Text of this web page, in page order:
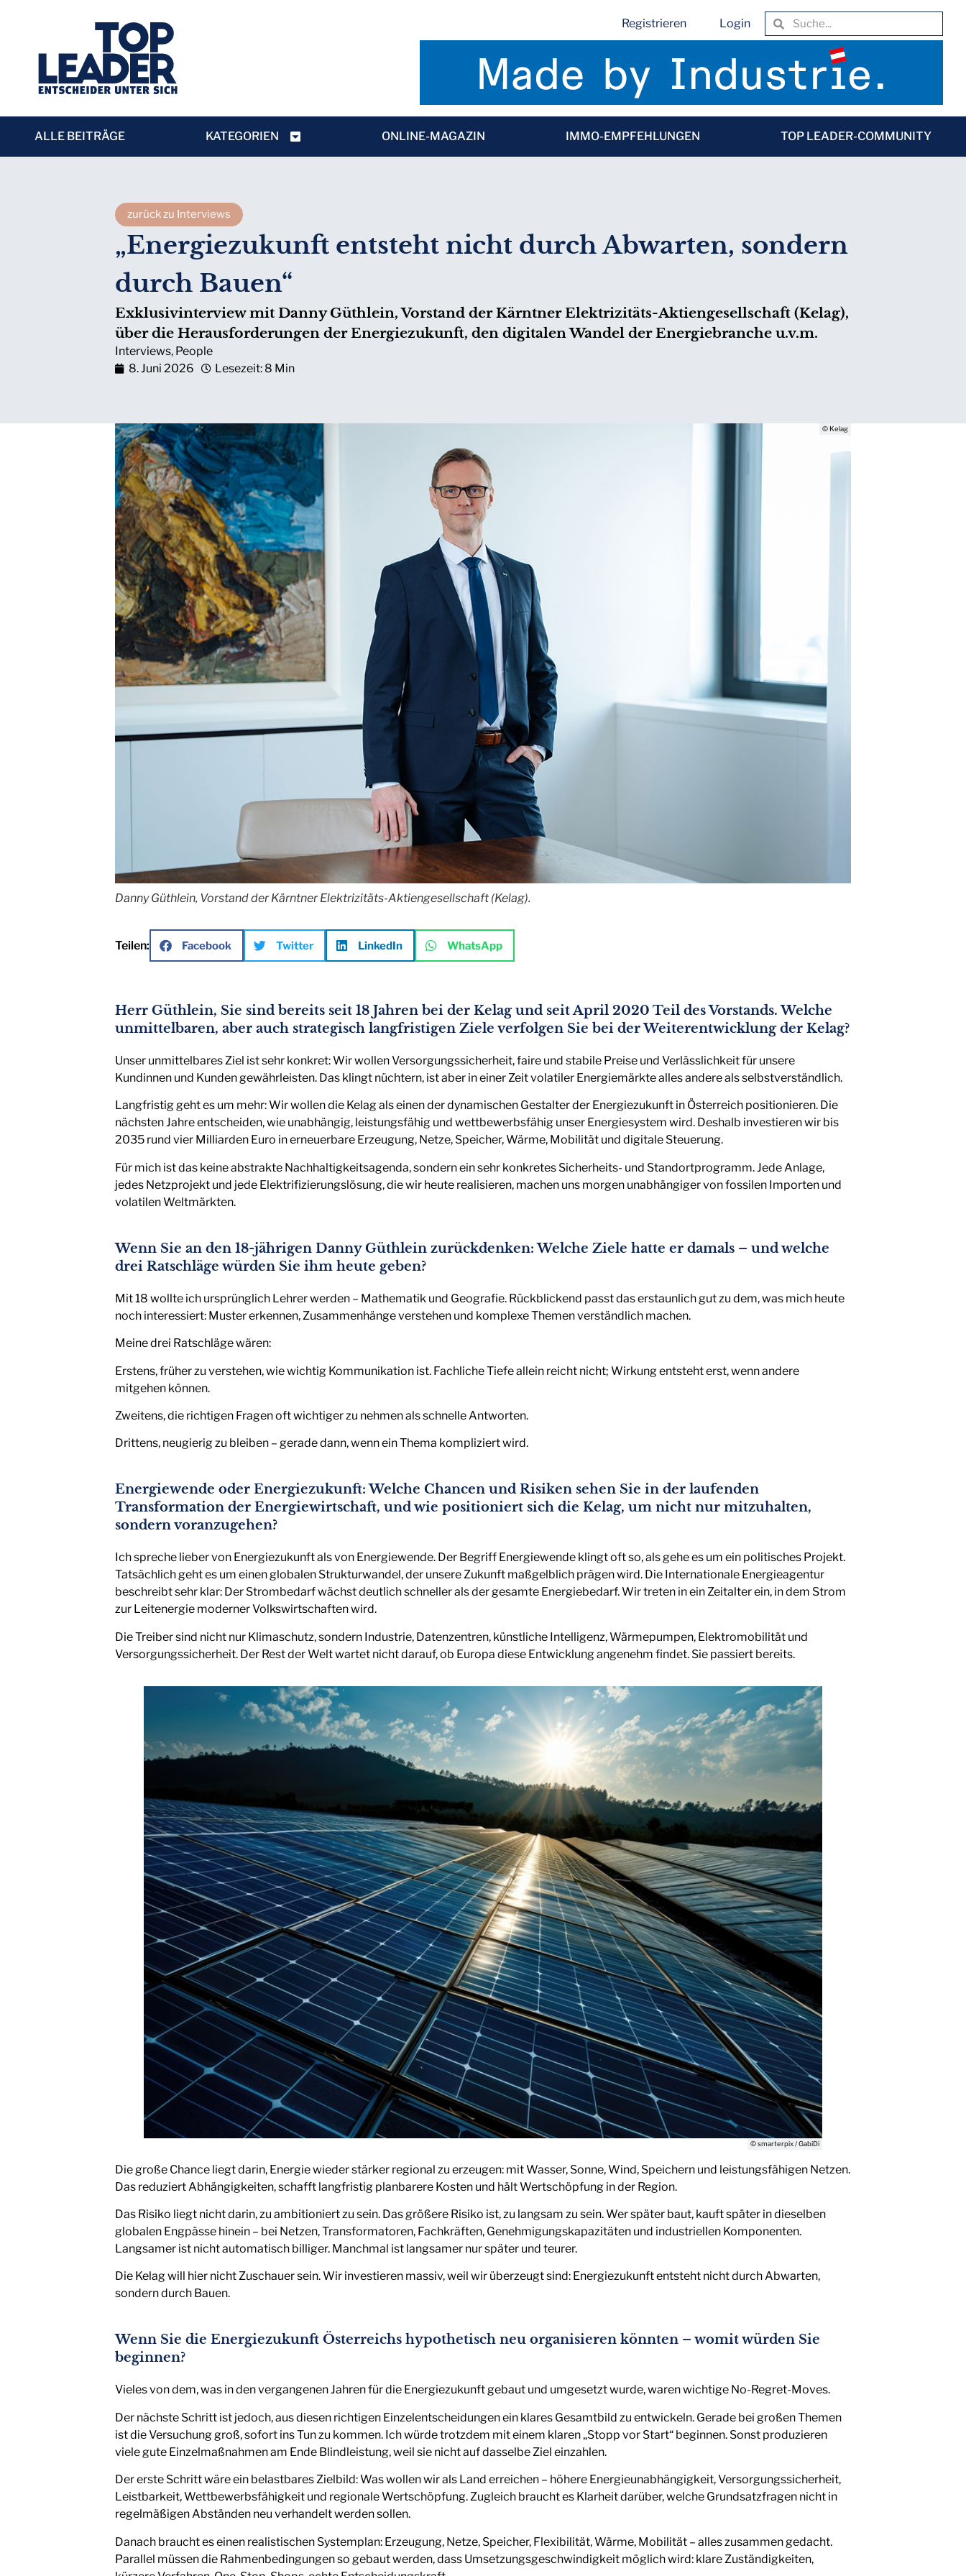
Registrieren Login
ALLE BEITRÄGE KATEGORIEN ONLINE-MAGAZIN IMMO-EMPFEHLUNGEN TOP LEADER-COMMUNITY
zurück zu Interviews
„Energiezukunft entsteht nicht durch Abwarten, sondern
durch Bauen“
Exklusivinterview mit Danny Güthlein, Vorstand der Kärntner Elektrizitäts-Aktiengesellschaft (Kelag),
über die Herausforderungen der Energiezukunft, den digitalen Wandel der Energiebranche u.v.m.
Interviews, People
8. Juni 2026
Lesezeit: 8 Min
© Kelag
Danny Güthlein, Vorstand der Kärntner Elektrizitäts-Aktiengesellschaft (Kelag).
Teilen: Facebook Twitter LinkedIn WhatsApp
Herr Güthlein, Sie sind bereits seit 18 Jahren bei der Kelag und seit April 2020 Teil des Vorstands. Welche
unmittelbaren, aber auch strategisch langfristigen Ziele verfolgen Sie bei der Weiterentwicklung der Kelag?
Unser unmittelbares Ziel ist sehr konkret: Wir wollen Versorgungssicherheit, faire und stabile Preise und Verlässlichkeit für unsere
Kundinnen und Kunden gewährleisten. Das klingt nüchtern, ist aber in einer Zeit volatiler Energiemärkte alles andere als selbstverständlich.
Langfristig geht es um mehr: Wir wollen die Kelag als einen der dynamischen Gestalter der Energiezukunft in Österreich positionieren. Die
nächsten Jahre entscheiden, wie unabhängig, leistungsfähig und wettbewerbsfähig unser Energiesystem wird. Deshalb investieren wir bis
2035 rund vier Milliarden Euro in erneuerbare Erzeugung, Netze, Speicher, Wärme, Mobilität und digitale Steuerung.
Für mich ist das keine abstrakte Nachhaltigkeitsagenda, sondern ein sehr konkretes Sicherheits- und Standortprogramm. Jede Anlage,
jedes Netzprojekt und jede Elektrifizierungslösung, die wir heute realisieren, machen uns morgen unabhängiger von fossilen Importen und
volatilen Weltmärkten.
Wenn Sie an den 18-jährigen Danny Güthlein zurückdenken: Welche Ziele hatte er damals – und welche
drei Ratschläge würden Sie ihm heute geben?
Mit 18 wollte ich ursprünglich Lehrer werden – Mathematik und Geografie. Rückblickend passt das erstaunlich gut zu dem, was mich heute
noch interessiert: Muster erkennen, Zusammenhänge verstehen und komplexe Themen verständlich machen.
Meine drei Ratschläge wären:
Erstens, früher zu verstehen, wie wichtig Kommunikation ist. Fachliche Tiefe allein reicht nicht; Wirkung entsteht erst, wenn andere
mitgehen können.
Zweitens, die richtigen Fragen oft wichtiger zu nehmen als schnelle Antworten.
Drittens, neugierig zu bleiben – gerade dann, wenn ein Thema kompliziert wird.
Energiewende oder Energiezukunft: Welche Chancen und Risiken sehen Sie in der laufenden
Transformation der Energiewirtschaft, und wie positioniert sich die Kelag, um nicht nur mitzuhalten,
sondern voranzugehen?
Ich spreche lieber von Energiezukunft als von Energiewende. Der Begriff Energiewende klingt oft so, als gehe es um ein politisches Projekt.
Tatsächlich geht es um einen globalen Strukturwandel, der unsere Zukunft maßgelblich prägen wird. Die Internationale Energieagentur
beschreibt sehr klar: Der Strombedarf wächst deutlich schneller als der gesamte Energiebedarf. Wir treten in ein Zeitalter ein, in dem Strom
zur Leitenergie moderner Volkswirtschaften wird.
Die Treiber sind nicht nur Klimaschutz, sondern Industrie, Datenzentren, künstliche Intelligenz, Wärmepumpen, Elektromobilität und
Versorgungssicherheit. Der Rest der Welt wartet nicht darauf, ob Europa diese Entwicklung angenehm findet. Sie passiert bereits.
© smarterpix / GabiDi
Die große Chance liegt darin, Energie wieder stärker regional zu erzeugen: mit Wasser, Sonne, Wind, Speichern und leistungsfähigen Netzen.
Das reduziert Abhängigkeiten, schafft langfristig planbarere Kosten und hält Wertschöpfung in der Region.
Das Risiko liegt nicht darin, zu ambitioniert zu sein. Das größere Risiko ist, zu langsam zu sein. Wer später baut, kauft später in dieselben
globalen Engpässe hinein – bei Netzen, Transformatoren, Fachkräften, Genehmigungskapazitäten und industriellen Komponenten.
Langsamer ist nicht automatisch billiger. Manchmal ist langsamer nur später und teurer.
Die Kelag will hier nicht Zuschauer sein. Wir investieren massiv, weil wir überzeugt sind: Energiezukunft entsteht nicht durch Abwarten,
sondern durch Bauen.
Wenn Sie die Energiezukunft Österreichs hypothetisch neu organisieren könnten – womit würden Sie
beginnen?
Vieles von dem, was in den vergangenen Jahren für die Energiezukunft gebaut und umgesetzt wurde, waren wichtige No-Regret-Moves.
Der nächste Schritt ist jedoch, aus diesen richtigen Einzelentscheidungen ein klares Gesamtbild zu entwickeln. Gerade bei großen Themen
ist die Versuchung groß, sofort ins Tun zu kommen. Ich würde trotzdem mit einem klaren „Stopp vor Start“ beginnen. Sonst produzieren
viele gute Einzelmaßnahmen am Ende Blindleistung, weil sie nicht auf dasselbe Ziel einzahlen.
Der erste Schritt wäre ein belastbares Zielbild: Was wollen wir als Land erreichen – höhere Energieunabhängigkeit, Versorgungssicherheit,
Leistbarkeit, Wettbewerbsfähigkeit und regionale Wertschöpfung. Zugleich braucht es Klarheit darüber, welche Grundsatzfragen nicht in
regelmäßigen Abständen neu verhandelt werden sollen.
Danach braucht es einen realistischen Systemplan: Erzeugung, Netze, Speicher, Flexibilität, Wärme, Mobilität – alles zusammen gedacht.
Parallel müssen die Rahmenbedingungen so gebaut werden, dass Umsetzungsgeschwindigkeit möglich wird: klare Zuständigkeiten,